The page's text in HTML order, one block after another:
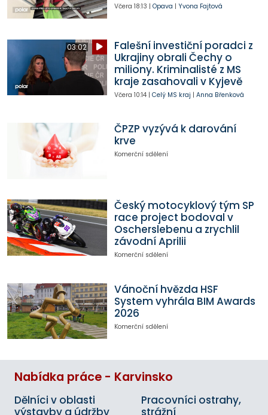
Včera 18:13 | Opava | Yvona Fajtová
03:02
Falešní investiční poradci z
Ukrajiny obrali Čechy o
miliony. Kriminalisté z MS
kraje zasahovali v Kyjevě
Včera 10:14| Celý MS kraj | Anna Břenková
ČPZP vyzývá k darování
krve
Komerční sdělení
Český motocyklový tým SP
race project bodoval v
Oscherslebenu a zrychlil
závodní Aprilii
Komerční sdělení
Vánoční hvězda HSF
System vyhrála BIM Awards
2026
Komerční sdělení
Nabídka práce - Karvinsko
Dělníci v oblasti
výstavby a údržby
Pracovníci ostrahy,
strážní